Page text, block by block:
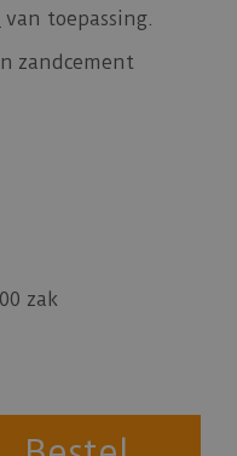
van toepassing.
zandcement
zak